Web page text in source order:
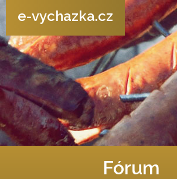
e-vychazka.cz
Fórum